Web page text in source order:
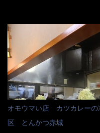
＞サイズを食べられるか？
からね、得がどれくらいの満
桶は、銭湯で使う洗い桶サイ
と湯が注がれていたら食べ
う。 これなら茹で上がった
いか！ 別皿で、葱と天かす
れに湯が無い利点として、
れ！！ 湯があると、うどん
う。つまりラーメンの麺にス
中元は、丁度お盆の夏場に日
拶＞としての贈り物の習慣で
るかと・・・小生もお中元や
パリ） まぁ～この慣習が残
士（昇進目的）などの世界
感じかな。 丸亀製麺と云え
は？）へ広がった、讃岐饂
無いでしょう。 各店舗で、
方には店舗に寄って違う！と
オモウマい店 カツカレー
区 とんかつ赤城